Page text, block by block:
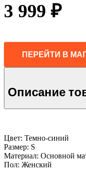
3 999 ₽
ПЕРЕЙТИ В
Описание
Цвет: Темно-cиний
Размер: S
Материал: Основной
Пол: Женский